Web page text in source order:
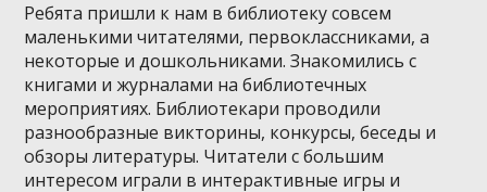
Ребята пришли к нам в библиотеку совсем
маленькими читателями, первоклассниками, а
некоторые и дошкольниками. Знакомились с
книгами и журналами на библиотечных
мероприятиях. Библиотекари проводили
разнообразные викторины, конкурсы, беседы и
обзоры литературы. Читатели с большим
интересом играли в интерактивные игры и